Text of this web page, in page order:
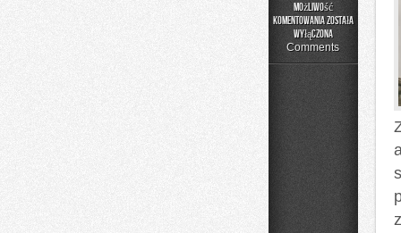
Możliwość
komentowania
Domowe
została
wyłączona
Comments